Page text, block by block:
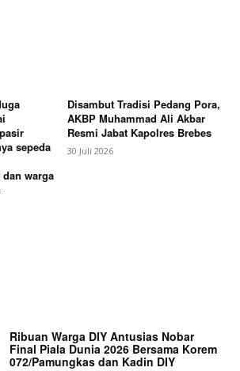
sepeda
warga
Disambut Tradisi Pedang Pora,
AKBP Muhammad Ali Akbar
Resmi Jabat Kapolres Brebes
30 Juli 2026
Ribuan Warga DIY Antusias Nobar
Final Piala Dunia 2026 Bersama Korem
072/Pamungkas dan Kadin DIY